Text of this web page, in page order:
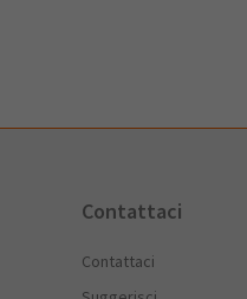
Contattaci
Contattaci